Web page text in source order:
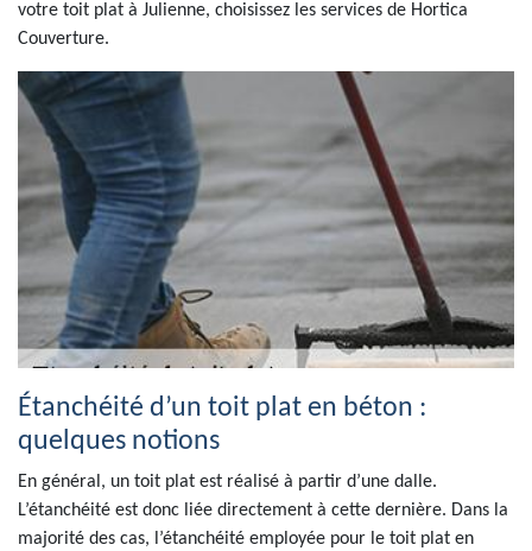
votre toit plat à Julienne, choisissez les services de Hortica
Couverture.
Étanchéité d’un toit plat en béton :
quelques notions
En général, un toit plat est réalisé à partir d’une dalle.
L’étanchéité est donc liée directement à cette dernière. Dans la
majorité des cas, l’étanchéité employée pour le toit plat en